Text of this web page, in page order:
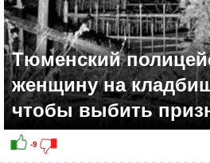
Тюменский
женщину на
чтобы выбить